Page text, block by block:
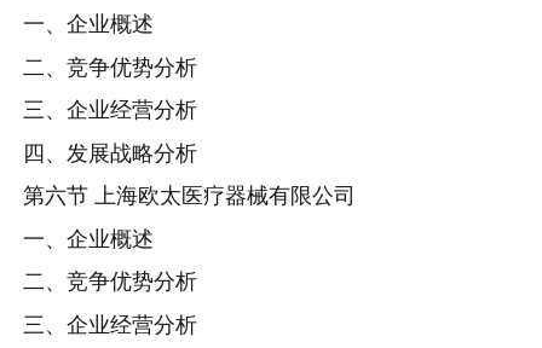
一、企业概述
二、竞争优势分析
三、企业经营分析
四、发展战略分析
第六节 上海欧太医疗器械有限公司
一、企业概述
二、竞争优势分析
三、企业经营分析